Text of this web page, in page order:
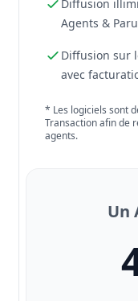
Diffusion
Agents &
Diffusion sur
avec
* Les logiciels sont
Transaction afin de
agents.
Un